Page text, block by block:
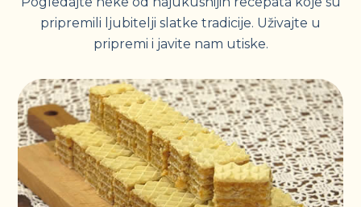
pripremili ljubitelji slatke tradicije. Uživajte u
pripremi i javite nam utiske.